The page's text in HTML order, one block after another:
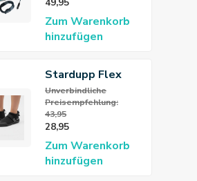
Zum Warenkorb
hinzufügen
Stardupp Flex
Neopren-Schuh
3mm
Unverbindliche
Preisempfehlung:
43,95
28,95
Zum Warenkorb
hinzufügen